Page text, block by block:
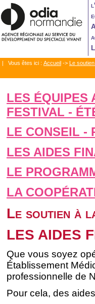
| Vous êtes ici : Accueil -> Le
LES ÉQUIPES
FESTIVAL -
LE CONSEIL -
LES AIDES
LE
LA
Le soutien à
LES AIDES
Que vous soyez
Établissement
professionnelle de
Pour cela, des